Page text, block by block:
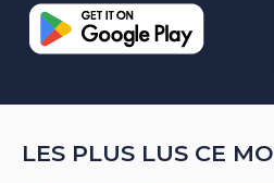
LES PLUS LUS CE